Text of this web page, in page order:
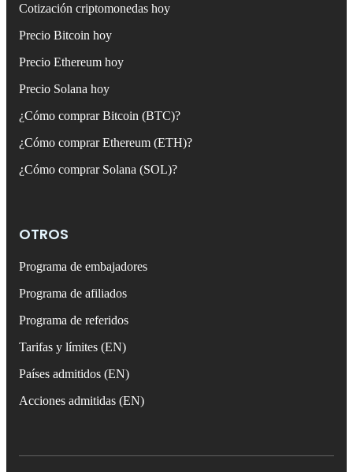
Cotización criptomonedas hoy
Precio Bitcoin hoy
Precio Ethereum hoy
Precio Solana hoy
¿Cómo comprar Bitcoin (BTC)?
¿Cómo comprar Ethereum (ETH)?
¿Cómo comprar Solana (SOL)?
OTROS
Programa de embajadores
Programa de afiliados
Programa de referidos
Tarifas y límites (EN)
Países admitidos (EN)
Acciones admitidas (EN)